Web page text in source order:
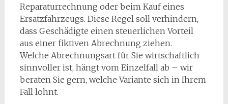
Reparaturrechnung oder beim Kauf eines
Ersatzfahrzeugs. Diese Regel soll verhindern,
dass Geschädigte einen steuerlichen Vorteil
aus einer fiktiven Abrechnung ziehen.
Welche Abrechnungsart für Sie wirtschaftlich
sinnvoller ist, hängt vom Einzelfall ab – wir
beraten Sie gern, welche Variante sich in Ihrem
Fall lohnt.